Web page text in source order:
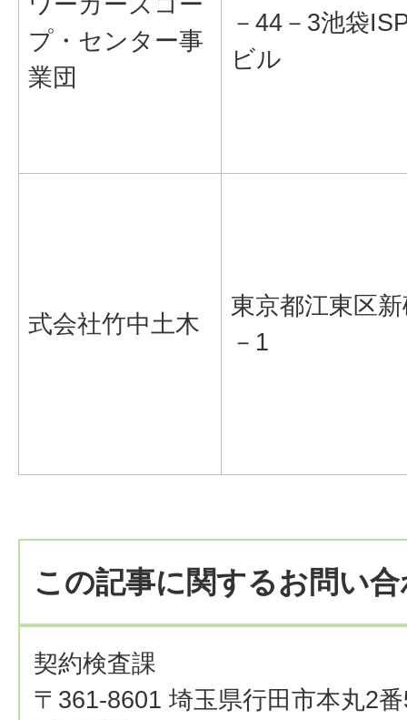
プ・センター事
業団
－44－3池袋
ビル
式会社竹中土木
東京都江東区
－1
この記事に関するお問い
契約検査課
〒361-8601 埼玉県行田市本丸2